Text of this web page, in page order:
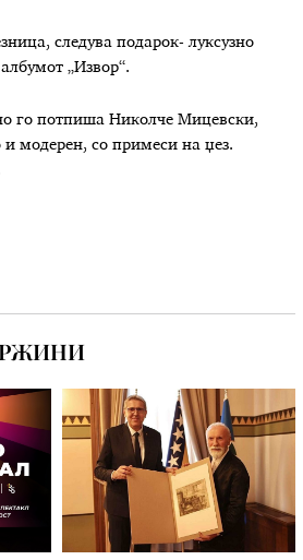
следува подарок- луксузно
„Извор“.
го потпиша Николче Мицевски,
и модерен, со примеси на џез.